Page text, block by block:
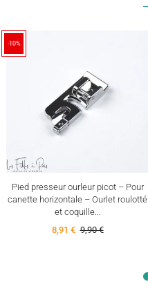
-10%
Pied presseur ourleur picot – Pour
canette horizontale – Ourlet roulotté
et coquille...
8,91 € 9,90 €